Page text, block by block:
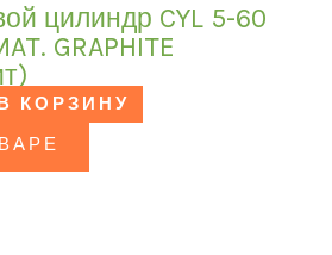
цилиндр CYL 5-60
GRAPHITE
В КОРЗИНУ